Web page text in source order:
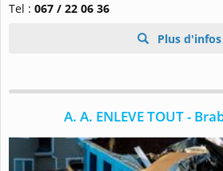
Tel : 067 / 22 06 36
Plus d'infos
A. A. ENLEVE TOUT -